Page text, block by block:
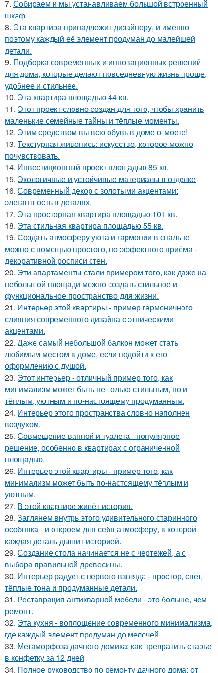
7. Собираем и мы устанавливаем большой встроенный
шкаф.
8. Эта квартира принадлежит дизайнеру, и именно
поэтому каждый её элемент продуман до малейшей
детали.
9. Подборка современных и инновационных решений
для дома, которые делают повседневную жизнь проще,
удобнее и стильнее.
10. Эта квартира площадью 44 кв.
11. Этот проект словно создан для того, чтобы хранить
маленькие семейные тайны и тёплые моменты.
12. Этим средством вы всю обувь в доме отмоете!
13. Текстурная живопись: искусство, которое можно
почувствовать.
14. Инвестиционный проект площадью 85 кв.
15. Экологичные и устойчивые материалы в отделке
16. Современный декор с золотыми акцентами:
элегантность в деталях.
17. Эта просторная квартира площадью 101 кв.
18. Эта стильная квартира площадью 55 кв.
19. Создать атмосферу уюта и гармонии в спальне
можно с помощью простого, но эффектного приёма -
декоративной росписи стен.
20. Эти апартаменты стали примером того, как даже на
небольшой площади можно создать стильное и
функциональное пространство для жизни.
21. Интерьер этой квартиры - пример гармоничного
слияния современного дизайна с этническими
акцентами.
22. Даже самый небольшой балкон может стать
любимым местом в доме, если подойти к его
оформлению с душой.
23. Этот интерьер - отличный пример того, как
минимализм может быть не только стильным, но и
тёплым, уютным и по-настоящему продуманным.
24. Интерьер этого пространства словно наполнен
воздухом.
25. Совмещение ванной и туалета - популярное
решение, особенно в квартирах с ограниченной
площадью.
26. Интерьер этой квартиры - пример того, как
минимализм может быть по-настоящему тёплым и
уютным.
27. В этой квартире живёт история.
28. Заглянем внутрь этого удивительного старинного
особняка - и откроем для себя атмосферу, в которой
каждая деталь дышит историей.
29. Создание стола начинается не с чертежей, а с
выбора правильной древесины.
30. Интерьер радует с первого взгляда - простор, свет,
тёплые тона и продуманные детали.
31. Реставрация антикварной мебели - это больше, чем
ремонт.
32. Эта кухня - воплощение современного минимализма,
где каждый элемент продуман до мелочей.
33. Метаморфоза дачного домика: как превратить старье
в конфетку за 12 дней
34. Полное руководство по ремонту дачного дома: от